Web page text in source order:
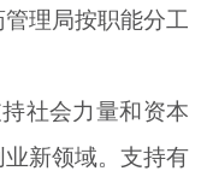
理局按职能分工
社会力量和资本
新领域。支持有